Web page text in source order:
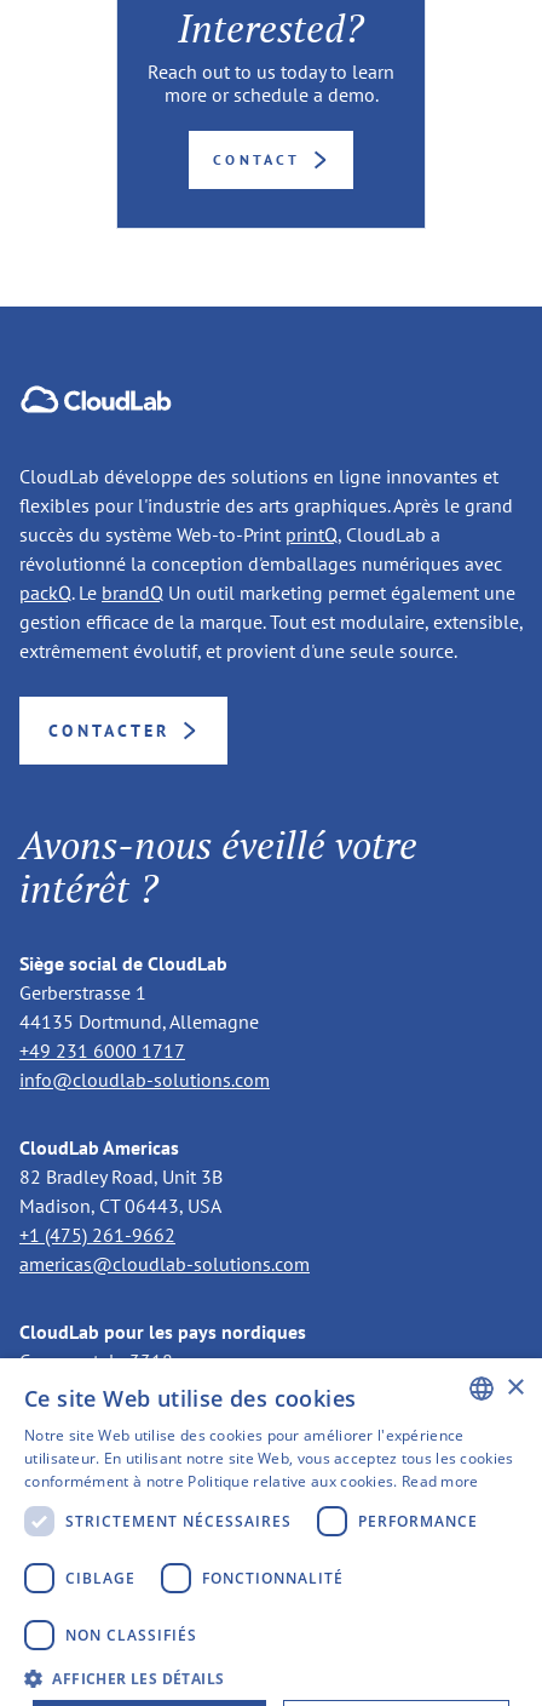
Interested?
Reach out to us today to learn
more or schedule a demo.
CONTACT
CloudLab développe des solutions en ligne innovantes et
flexibles pour l'industrie des arts graphiques. Après le grand
succès du système Web-to-Print printQ, CloudLab a
révolutionné la conception d'emballages numériques avec
packQ. Le brandQ Un outil marketing permet également une
gestion efficace de la marque. Tout est modulaire, extensible,
extrêmement évolutif, et provient d'une seule source.
CONTACTER
Avons-nous éveillé votre
intérêt ?
Siège social de CloudLab
Gerberstrasse 1
44135 Dortmund, Allemagne
+49 231 6000 1717
info@cloudlab-solutions.com
CloudLab Americas
82 Bradley Road, Unit 3B
Madison, CT 06443, USA
+1 (475) 261-9662
americas@cloudlab-solutions.com
CloudLab pour les pays nordiques
Case postale 3318
11273 Stockholm, Suède
nordics@cloudlab-solutions.com
Empreinte
ENGLISH
GERMAN
×
Ce site Web utilise des cookies
Notre site Web utilise des cookies pour améliorer l'expérience
utilisateur. En utilisant notre site Web, vous acceptez tous les cookies
conformément à notre Politique relative aux cookies. Read more
STRICTEMENT NÉCESSAIRES
PERFORMANCE
CIBLAGE FONCTIONNALITÉ
NON CLASSIFIÉS
AFFICHER LES DÉTAILS